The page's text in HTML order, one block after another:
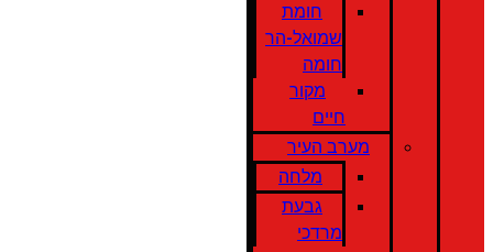
חומת
שמואל-הר
חומה
מקור
חיים
מערב העיר
מלחה
גבעת
מרדכי